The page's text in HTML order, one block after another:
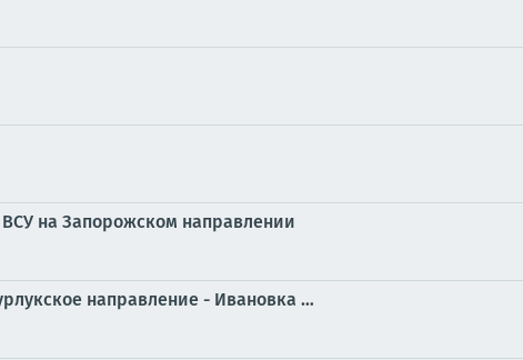
на Запорожском направлении
направление - Ивановка …